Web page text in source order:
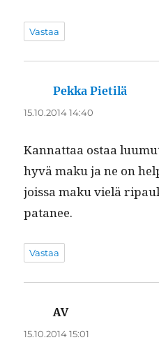
Vastaa
Pekka Pietilä
15.10.2014 14:40
Kan­nat­taa ostaa
hyvä maku ja ne on
jois­sa maku vielä
patanee.
Vastaa
AVsanoo:
15.10.2014 15:01